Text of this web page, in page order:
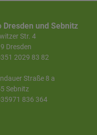
Dresden und Sebnitz
Str. 4
Dresden
2029 83 82
Straße 8 a
Sebnitz
836 364